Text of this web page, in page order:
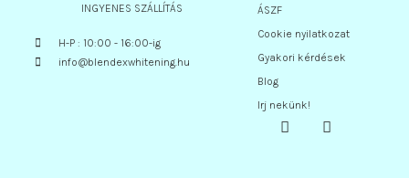
INGYENES SZÁLLÍTÁS
H-P : 10:00 - 16:00-ig
info@blendexwhitening.hu
ÁSZF
Cookie nyilatkozat
Gyakori kérdések
Blog
Irj nekünk!